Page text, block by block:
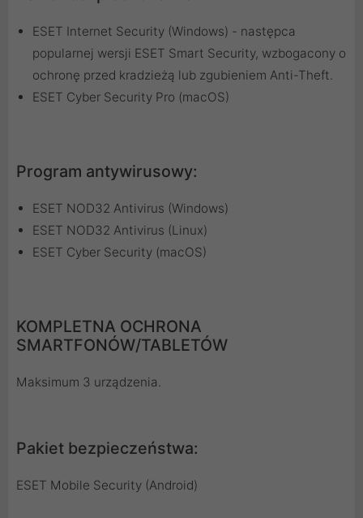
ESET Internet Security (Windows) - następca
popularnej wersji ESET Smart Security, wzbogacony o
ochronę przed kradzieżą lub zgubieniem Anti-Theft.
ESET Cyber Security Pro (macOS)
Program antywirusowy:
ESET NOD32 Antivirus (Windows)
ESET NOD32 Antivirus (Linux)
ESET Cyber Security (macOS)
KOMPLETNA OCHRONA
SMARTFONÓW/TABLETÓW
Maksimum 3 urządzenia.
Pakiet bezpieczeństwa:
ESET Mobile Security (Android)